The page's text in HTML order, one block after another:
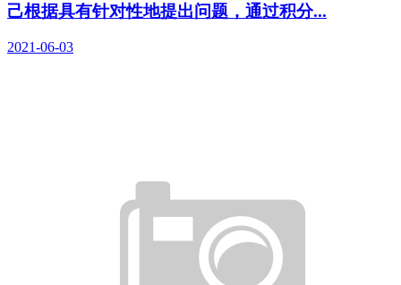
己根据具有针对性地提出问题，通过积分...
2021-06-03